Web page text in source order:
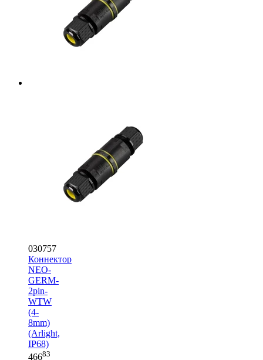
030757
Коннектор
NEO-
GERM-
2pin-
WTW
(4-
8mm)
(Arlight,
IP68)
46683